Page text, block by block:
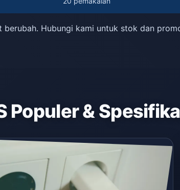
berubah. Hubungi kami untuk stok dan
Populer &